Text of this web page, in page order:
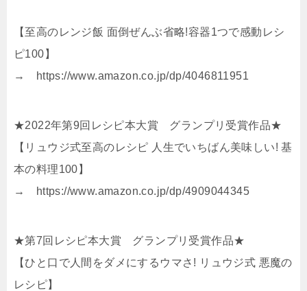
【至高のレンジ飯 面倒ぜんぶ省略!容器1つで感動レシ
ピ100】
→ https://www.amazon.co.jp/dp/4046811951
★2022年第9回レシピ本大賞 グランプリ受賞作品★
【リュウジ式至高のレシピ 人生でいちばん美味しい! 基
本の料理100】
→ https://www.amazon.co.jp/dp/4909044345
★第7回レシピ本大賞 グランプリ受賞作品★
【ひと口で人間をダメにするウマさ! リュウジ式 悪魔の
レシピ】